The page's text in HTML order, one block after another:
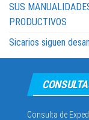
SUS
PRODUCTIVOS
Sicarios siguen
Consulta de